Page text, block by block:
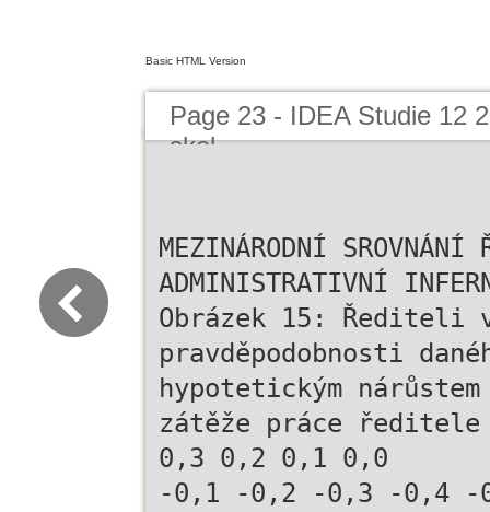
Basic HTML Version
Page 23 - IDEA Studie 12
skol
MEZINÁRODNÍ
ADMINISTRATIVNÍ
Obrázek 15: Řediteli
pravděpodobnosti
hypotetickým
zátěže práce ředitele
0,3 0,2 0,1 0,0
-0,1 -0,2 -0,3 -0,4 -